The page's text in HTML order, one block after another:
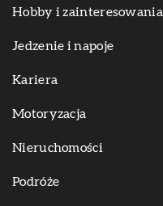
Hobby i zainteresowania
Jedzenie i napoje
Kariera
Motoryzacja
Nieruchomości
Podróże